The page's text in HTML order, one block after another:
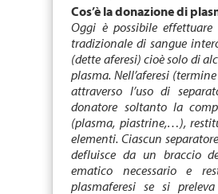
Cos’è la donazione di
Oggi è possibile
tradizionale di sangue
(dette aferesi) cioè solo di
plasma. Nell’aferesi
attraverso l’uso di
donatore soltanto la
(plasma, piastrine,…),
elementi. Ciascun
defluisce da un braccio
ematico necessario e
plasmaferesi se si